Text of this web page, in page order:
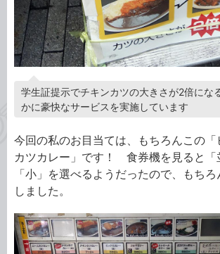
学生証提示でチキンカツの大きさが2倍にな
かに豪快なサービスを実施しています
今回の私のお目当ては、もちろんこの
カツカレー」です！ 食券機を見ると「
「小」を選べるようだったので、もち
しました。